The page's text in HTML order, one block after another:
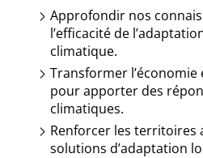
Approfondir nos
l’efficacité de
climatique.
Transformer l’économie
pour apporter des
climatiques.
Renforcer les territoires
solutions d’adaptation